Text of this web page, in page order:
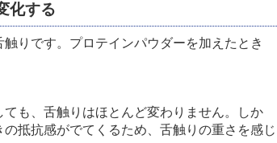
化する
りです。プロテインパウダーを加えたとき
も、舌触りはほとんど変わりません。しか
抵抗感がでてくるため、舌触りの重さを感じ